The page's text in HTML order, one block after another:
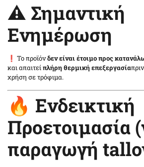
⚠️ Σημαντική
Ενημέρωση
❗ Το προϊόνδεν είναι έτοιμο προς
και απαιτείπλήρη θερμική επεξεργασία
χρήση σε τρόφιμα.
🔥 Ενδεικτική
Προετοιμασία
παραγωγή